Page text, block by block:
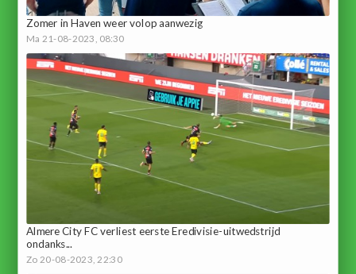
Zomer in Haven weer volop aanwezig
Ma 21-08-2023, 08:30
Almere City FC verliest eerste Eredivisie-uitwedstrijd
ondanks...
Zo 20-08-2023, 22:30